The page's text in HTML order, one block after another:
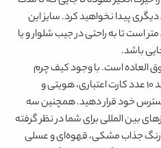
پیدا نخواهید کرد. سایز این
متر است تا به راحتی در جیب شلوار و یا
باشد.
است. با وجودکیف چرم
به راحتی می‌توانید ۱۰ عدد کارت اعتباری، هویتی و
خود قرار دهید. همچنین سه
بین المللی برای شما در نظر گرفته
جذابمشکی، قهوه‌ای و عسلی